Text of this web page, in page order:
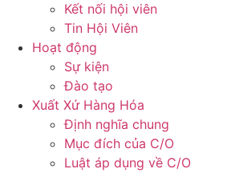
Kết nối hội viên
Tin Hội Viên
Hoạt động
Sự kiện
Đào tạo
Xuất Xứ Hàng Hóa
Định nghĩa chung
Mục đích của C/O
Luật áp dụng về C/O